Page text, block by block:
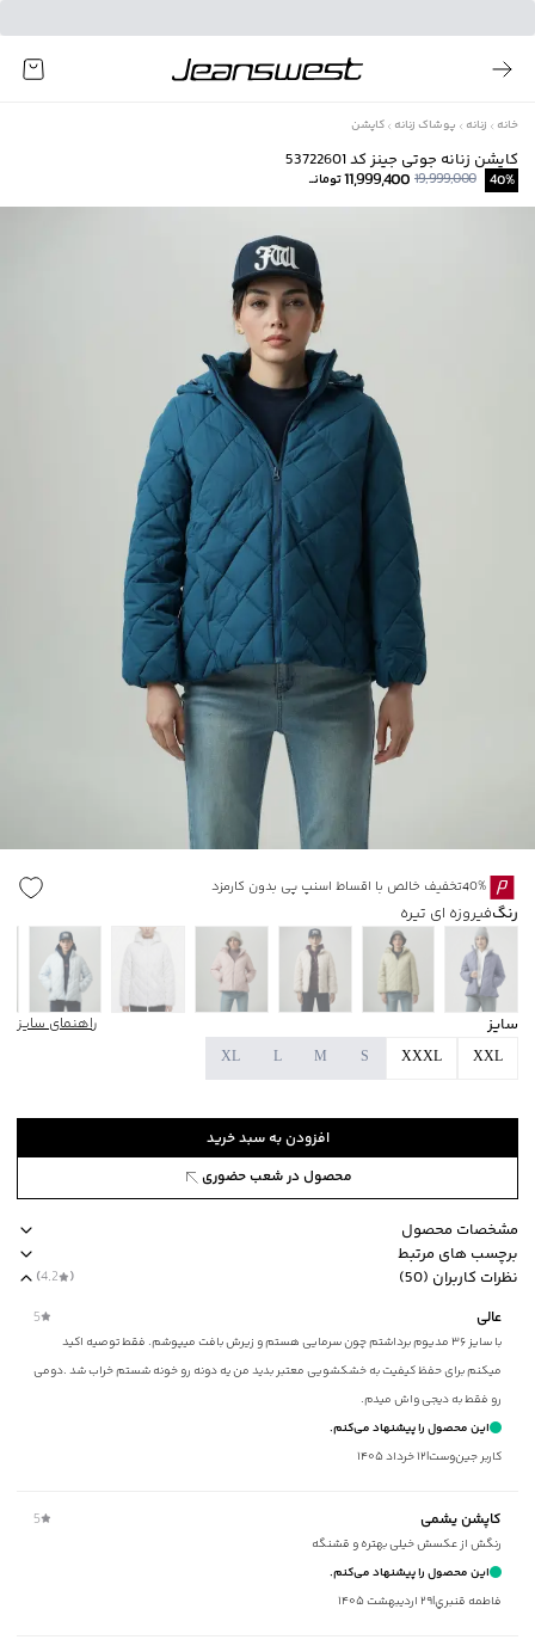
خانه زنانه پوشاک زنانه کاپشن
کاپشن زنانه جوتی جینز کد 53722601
40%
19,999,000
11,999,400تومانــ
40%تخفیف خالص با اقساط اسنپ پی بدون کارمزد
رنگفیروزه ای تیره
سایز
راهنمای سایز
XXL
XXXL
S
M
L
XL
افزودن به سبد خرید
محصول در شعب حضوری
مشخصات محصول
کد محصول:
53722601J-8630-XXXL
طرح
Fit (متناسب)
نوع شستشو
نحوه شستشو : به صورت مجزا یا با رنگ‌های مشابه
ماکزیمم دمای شستشو
:30 درجه سانتی‌گراد
مناسب برای فصول
برچسب های مرتبط
نظرات کاربران (50) (
4.2
)
عالی
5
با سایز ۳۶ مدیوم برداشتم چون سرمایی هستم و زیرش بافت میپوشم. فقط توصیه اکید
میکنم برای حفظ کیفیت به خشکشویی معتبر بدید من یه دونه رو خونه شستم خراب شد .دومی
رو فقط به دیجی واش میدم.
این محصول را پیشنهاد می‌کنم.
کاربر جین‌وست|۱۲ خرداد ۱۴۰۵
کاپشن یشمی 5
رنگش از عکسش خیلی بهتره و قشنگه
این محصول را پیشنهاد می‌کنم.
فاطمه قنبري|۲۹ اردیبهشت ۱۴۰۵